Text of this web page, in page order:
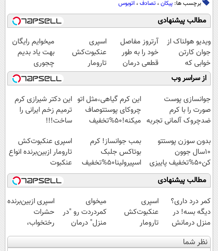
برچسب ها: پیکان ، تصادف ، اتوبوس
مطالب پیشنهادی
ویدیو هولناک از
جوان کارتن
خوابی که
میلیاردر شد.
آموزش رایگان
آرتروز مفاصل
خود را به طور
قطعی درمان
کنید!
◗پرسش‌نامه◖
اسپری
عنکبوت‌‌کش
تارومار
ازبین‌برنده انواع
عنکبوت
میخوایم رایگان
بهت یاد بدیم
چجوری
پولدارشی! باور
نداری امتحانش
مجانیه
از سراسر وب
جوانسازی پوست
صورت را با کرم
ضدچروک آلمانی تجربه
این کرم گیاهی،مثل اتو
چروکای پوستتوصاف
میکنه!50%تخفیف
این دکتر شیرازی کرم
ترمیم زخم ایرانی را
ساخت!!!
بدون سوزن پوستتو
10سال جوون
کن50%تخفیف پاییزی
بمب جوانساز! کرم
بوتاکس جلبک
اسپیرولینا50%تخفیف
اسپری عنکبوت‌‌کش
تارومار ازبین‌برنده انواع
عنکبوت
مطالب پیشنهادی
کمر درد داری؟
دیگه بسه! در
منزل درمانش
کن
(◀پرسش‌نامه)
اسپری
عنکبوت‌‌کش
تارومار
ازبین‌برنده انواع
عنکبوت
میخوای
کمردردت رو "در
منزل" درمان
کنی؟ (◂فیلم +
◂پرسش‌نامه)
اسپری ازبین‌برنده
حشرات
رختخواب،
مناسب برای
مقابله با انواع
نظر شما